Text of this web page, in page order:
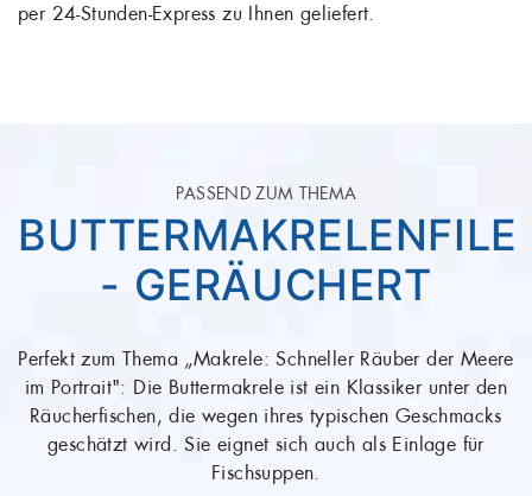
per 24-Stunden-Express zu Ihnen geliefert.
PASSEND ZUM THEMA
MAKRELEN-FILET –
GERÄUCHERT
Perfekt zum Thema „Makrele: Schneller Räuber der Meere
im Portrait": Ausgesuchte Makrelen-Filets werden in
unseren Räucheröfen zu wahren Delikatessen. Den Kick
geben dann noch die Gewürzmischungen, die auf die
Makrelen-Filets gestreut werden.